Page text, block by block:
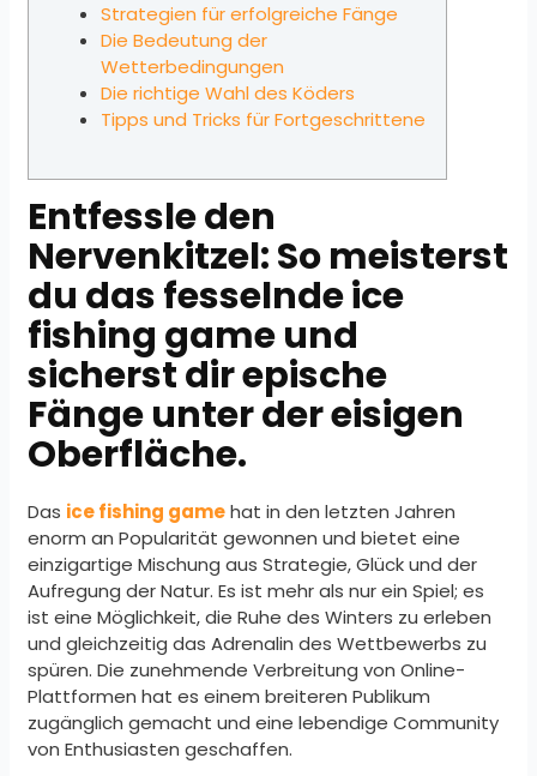
Strategien für erfolgreiche Fänge
Die Bedeutung der
Wetterbedingungen
Die richtige Wahl des Köders
Tipps und Tricks für Fortgeschrittene
Entfessle den
Nervenkitzel: So meisterst
du das fesselnde ice
fishing game und
sicherst dir epische
Fänge unter der eisigen
Oberfläche.
Das ice fishing gamehat in den letzten Jahren
enorm an Popularität gewonnen und bietet eine
einzigartige Mischung aus Strategie, Glück und der
Aufregung der Natur. Es ist mehr als nur ein Spiel; es
ist eine Möglichkeit, die Ruhe des Winters zu erleben
und gleichzeitig das Adrenalin des Wettbewerbs zu
spüren. Die zunehmende Verbreitung von Online-
Plattformen hat es einem breiteren Publikum
zugänglich gemacht und eine lebendige Community
von Enthusiasten geschaffen.